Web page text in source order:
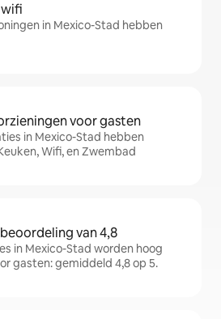
in Mexico-Stad hebben
voor gasten
in Mexico-Stad hebben
Wifi, en Zwembad
van 4,8
in Mexico-Stad worden hoog
gasten: gemiddeld 4,8 op 5.